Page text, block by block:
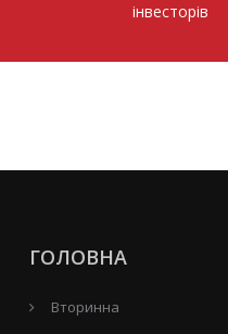
інвесторів
ГОЛОВНА
Вторинна